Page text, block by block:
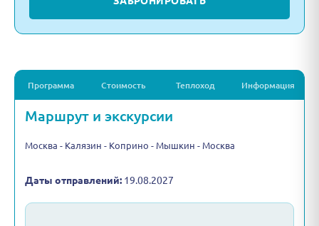
Программа Стоимость Теплоход Информация
Маршрут и экскурсии
Москва - Калязин - Коприно - Мышкин - Москва
Даты отправлений: 19.08.2027